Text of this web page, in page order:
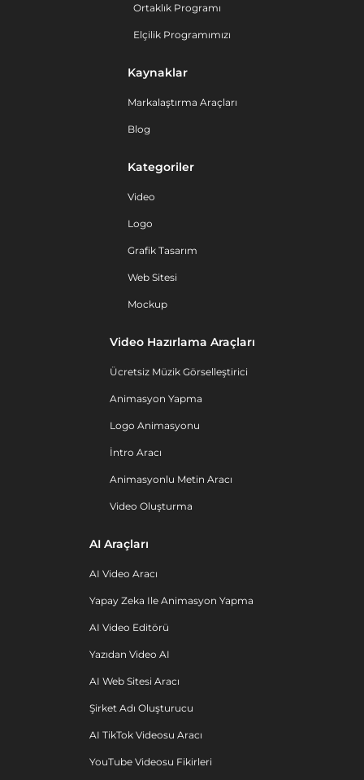
Ortaklık Programı
Elçilik Programımızı
Kaynaklar
Markalaştırma Araçları
Blog
Kategoriler
Video
Logo
Grafik Tasarım
Web Sitesi
Mockup
Video Hazırlama Araçları
Ücretsiz Müzik Görselleştirici
Animasyon Yapma
Logo Animasyonu
İntro Aracı
Animasyonlu Metin Aracı
Video Oluşturma
AI Araçları
AI Video Aracı
Yapay Zeka Ile Animasyon Yapma
AI Video Editörü
Yazıdan Video AI
AI Web Sitesi Aracı
Şirket Adı Oluşturucu
AI TikTok Videosu Aracı
YouTube Videosu Fikirleri